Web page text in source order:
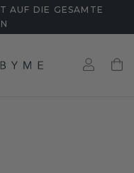
AUF DIE GESAMTE